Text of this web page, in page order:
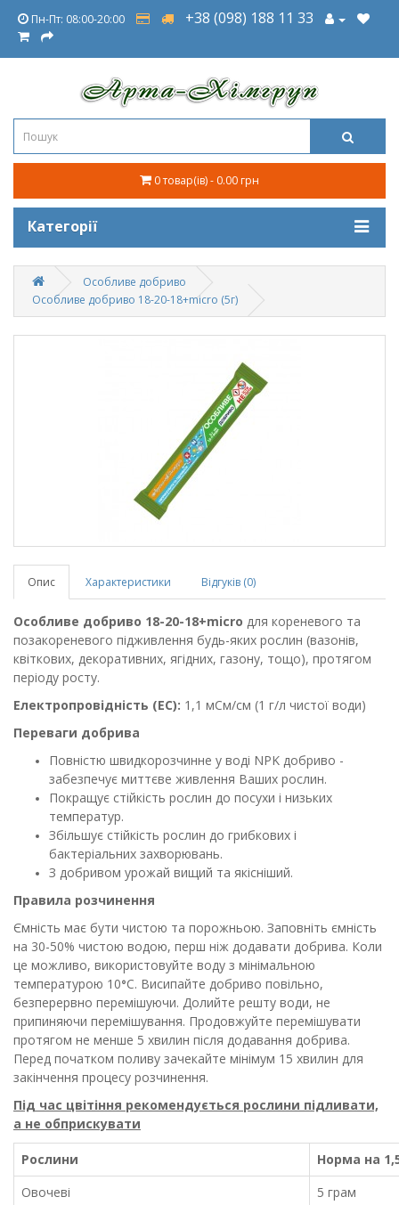
Пн-Пт: 08:00-20:00 +38 (098) 188 11 33
0 товар(ів) - 0.00 грн
Категорії
Особливе добриво
Особливе добриво 18-20-18+micro (5г)
Опис Характеристики Відгуків (0)
Особливе добриво 18-20-18+micro для кореневого та
позакореневого підживлення будь-яких рослин (вазонів,
квіткових, декоративних, ягідних, газону, тощо), протягом
періоду росту.
Електропровідність (ЕС): 1,1 мСм/см (1 г/л чистої води)
Переваги добрива
Повністю швидкорозчинне у воді NPK добриво -
забезпечує миттєве живлення Ваших рослин.
Покращує стійкість рослин до посухи і низьких
температур.
Збільшує стійкість рослин до грибкових і
бактеріальних захворювань.
З добривом урожай вищий та якісніший.
Правила розчинення
Ємність має бути чистою та порожньою. Заповніть ємність
на 30-50% чистою водою, перш ніж додавати добрива. Коли
це можливо, використовуйте воду з мінімальною
температурою 10°С. Висипайте добриво повільно,
безперервно перемішуючи. Долийте решту води, не
припиняючи перемішування. Продовжуйте перемішувати
протягом не менше 5 хвилин після додавання добрива.
Перед початком поливу зачекайте мінімум 15 хвилин для
закінчення процесу розчинення.
Під час цвітіння рекомендується рослини підливати,
а не обприскувати
Рослини
Норма на
Овочеві
5 грам